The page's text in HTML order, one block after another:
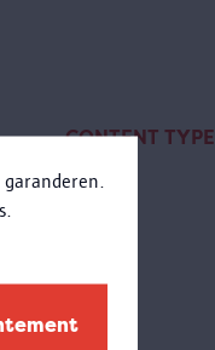
CONTENT TYPE
page